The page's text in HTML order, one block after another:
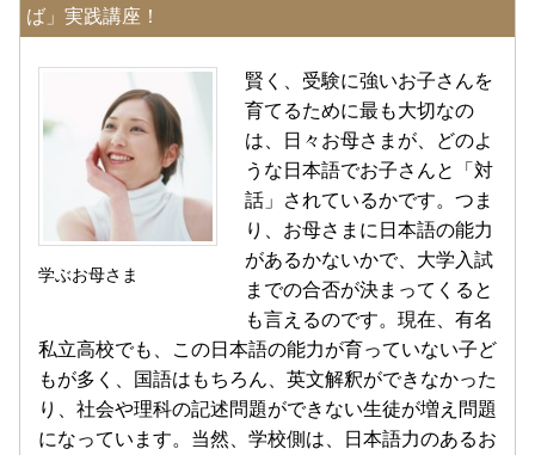
ば」実践講座！
学ぶお母さま
賢く、受験に強いお子さんを
育てるために最も大切なの
は、日々お母さまが、どのよ
うな日本語でお子さんと「対
話」されているかです。つま
り、お母さまに日本語の能力
があるかないかで、大学入試
までの合否が決まってくると
も言えるのです。現在、有名
私立高校でも、この日本語の能力が育っていない子ど
もが多く、国語はもちろん、英文解釈ができなかった
り、社会や理科の記述問題ができない生徒が増え問題
になっています。当然、学校側は、日本語力のあるお